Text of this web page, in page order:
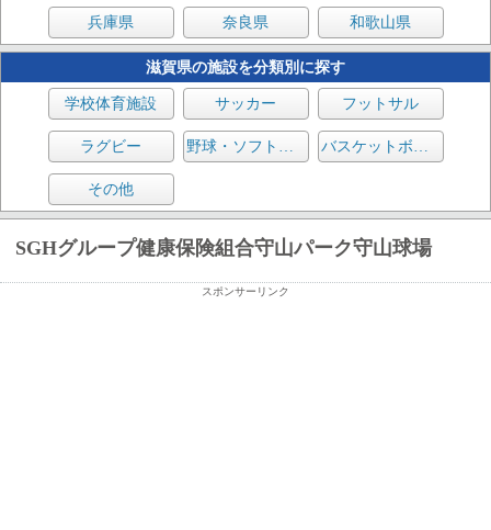
兵庫県 奈良県 和歌山県
滋賀県の施設を分類別に探す
学校体育施設 サッカー フットサル
ラグビー 野球・ソフトボール バスケットボール
その他
SGHグループ健康保険組合守山パーク守山球場
スポンサーリンク